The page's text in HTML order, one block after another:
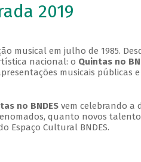
2019
musical em julho de 1985.
nacional: o Quintas no
musicais públicas
no BNDESvem celebrando a
quanto novos
Espaço Cultural BNDES.